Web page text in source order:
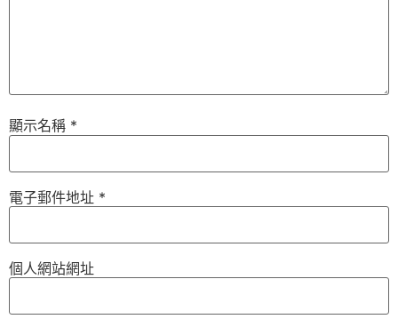
顯示名稱 *
電子郵件地址 *
個人網站網址